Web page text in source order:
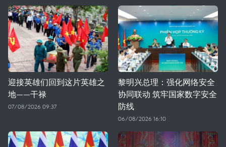
迎接英雄们回到这片英雄之
地——干禄
07/08/2026 09:37
黎明兴总理：强化网络安全
协同联动 筑牢国家数字安全
防线
06/08/2026 16:10